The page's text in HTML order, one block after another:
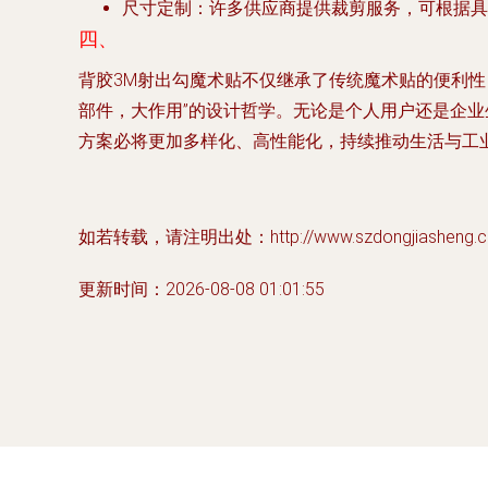
尺寸定制 ：许多供应商提供裁剪服务，可根据
四、
背胶3M射出勾魔术贴不仅继承了传统魔术贴的便利
部件，大作用”的设计哲学。无论是个人用户还是企
方案必将更加多样化、高性能化，持续推动生活与工
如若转载，请注明出处：http://
更新时间：2026-08-08 01:01:55